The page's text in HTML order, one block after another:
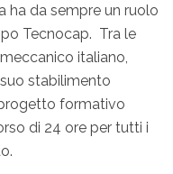
ha da sempre un ruolo
Tecnocap. Tra le
italiano,
stabilimento
formativo
di 24 ore per tutti i